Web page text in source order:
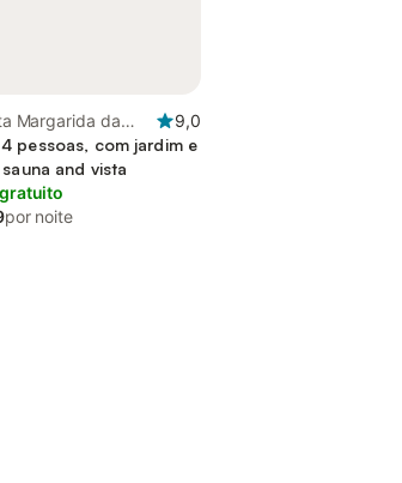
Margarida da
9,0
pessoas, com jardim e
and vista
por noite